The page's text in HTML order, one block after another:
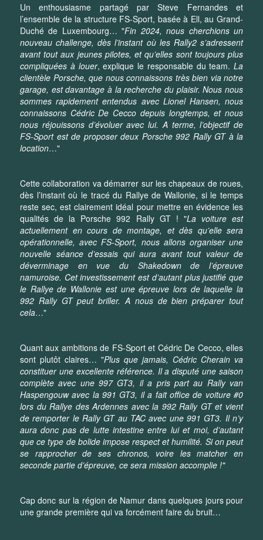
Un enthousiasme partagé par Steve Fernandes et
l’ensemble de la structure FS-Sport, basée à Ell, au Grand-
Duché de Luxembourg… "Fin 2024, nous cherchions un
nouveau challenge, dès l’instant où les Rally2 s’adressent
avant tout aux jeunes pilotes, et qu’elles sont toujours plus
compliquées à louer, explique le responsable du team. La
clientèle Porsche, que nous connaissons très bien via notre
garage, est davantage à la recherche du plaisir. Nous nous
sommes rapidement entendus avec Lionel Hansen, nous
connaissons Cédric De Cecco depuis longtemps, et nous
nous réjouissons d’évoluer avec lui. A terme, l’objectif de
FS-Sport est de proposer deux Porsche 992 Rally GT à la
location…"
Cette collaboration va démarrer sur les chapeaux de roues,
dès l’instant où le tracé du Rallye de Wallonie, si le temps
reste sec, est clairement idéal pour mettre en évidence les
qualités de la Porsche 992 Rally GT ! "La voiture est
actuellement en cours de montage, et dès qu’elle sera
opérationnelle, avec FS-Sport, nous allons organiser une
nouvelle séance d’essais qui aura avant tout valeur de
déverminage en vue du Shakedown de l’épreuve
namuroise. Cet investissement est d’autant plus justifié que
le Rallye de Wallonie est une épreuve lors de laquelle la
992 Rally GT peut briller. A nous de bien préparer tout
cela…"
Quant aux ambitions de FS-Sport et Cédric De Cecco, elles
sont plutôt claires… "Plus que jamais, Cédric Cherain va
constituer une excellente référence. Il a disputé une saison
complète avec une 997 GT3, il a pris part au Rally van
Haspengouw avec la 991 GT3, il a fait office de voiture #0
lors du Rallye des Ardennes avec la 992 Rally GT et vient
de remporter le Rally GT au TAC avec une 991 GT3. Il n’y
aura donc pas de lutte intestine entre lui et moi, d’autant
que ce type de bolide impose respect et humilité. Si on peut
se rapprocher de ses chronos, voire les matcher en
seconde partie d’épreuve, ce sera mission accomplie !"
Cap donc sur la région de Namur dans quelques jours pour
une grande première qui va forcément faire du bruit…